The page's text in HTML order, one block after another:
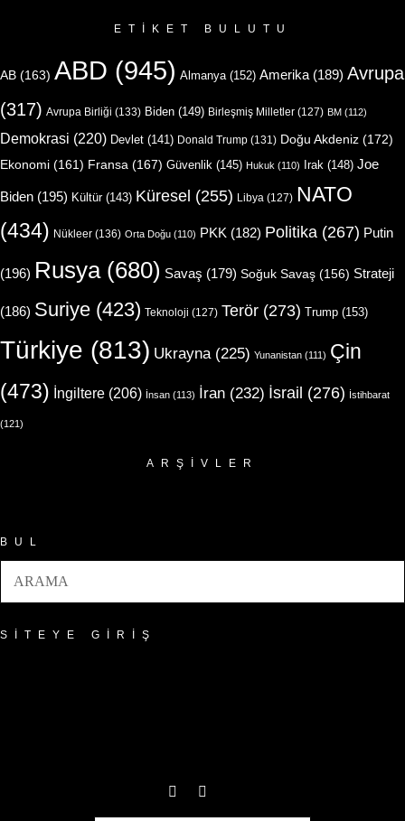
ETIKET BULUTU
AB (163) ABD (945) Almanya (152) Amerika (189) Avrupa
(317) Avrupa Birliği (133) Biden (149) Birleşmiş Milletler (127) BM (112)
Demokrasi (220) Devlet (141) Donald Trump (131) Doğu Akdeniz (172)
Ekonomi (161) Fransa (167) Güvenlik (145) Hukuk (110) Irak (148) Joe
Biden (195) Kültür(143) Küresel (255) Libya (127) NATO
(434) Nükleer (136) Orta Doğu (110) PKK (182) Politika (267) Putin
(196) Rusya(680) Savaş (179) Soğuk Savaş (156) Strateji
(186) Suriye (423) Teknoloji (127) Terör (273) Trump (153)
Türkiye (813) Ukrayna(225) Yunanistan (111) Çin
(473) İngiltere (206) İnsan (113) İran (232) İsrail (276) İstihbarat
(121)
ARŞIVLER
BUL
SITEYE GIRIŞ